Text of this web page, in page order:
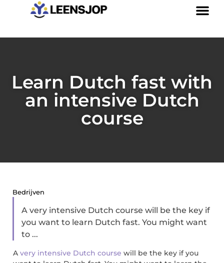
Learn Dutch fast with
an intensive Dutch
course
Bedrijven
A very intensive Dutch course will be the key if
you want to learn Dutch fast. You might want
to ...
A very intensive Dutch course will be the key if you